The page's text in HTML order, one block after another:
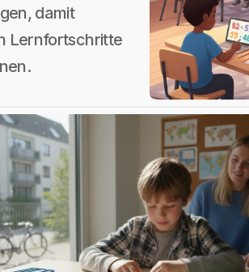
damit
Lernfortschritte